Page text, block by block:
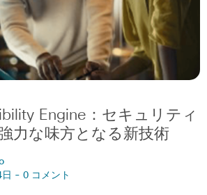
Engine：セキュリティ
力な味方となる新技術
日 - 0 コメント